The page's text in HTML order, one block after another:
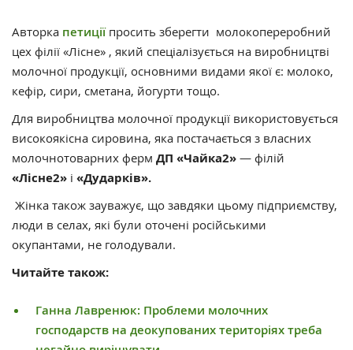
Авторка петиціїпросить зберегти молокопереробний
цех філії «Лісне» , який спеціалізується на виробництві
молочної продукції, основними видами якої є: молоко,
кефір, сири, сметана, йогурти тощо.
Для виробництва молочної продукції використовується
високоякісна сировина, яка постачається з власних
молочнотоварних ферм ДП «Чайка2» — філій
«Лісне2» і «Дударків».
Жінка також зауважує, що завдяки цьому підприємству,
люди в селах, які були оточені російськими
окупантами, не голодували.
Читайте також:
Ганна Лавренюк: Проблеми молочних
господарств на деокупованих територіях треба